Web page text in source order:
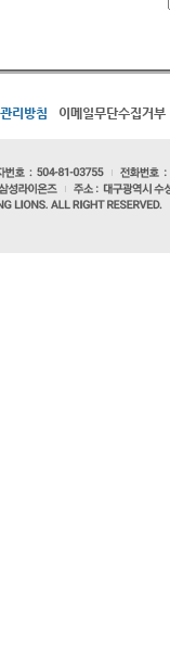
리방침 이메일무단수집거부